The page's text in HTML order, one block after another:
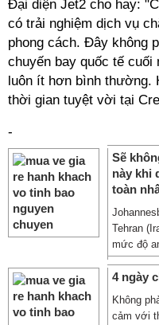
Đại diện Jet2 cho hay:
có trải nghiệm dịch vụ
phong cách. Đây không
chuyến bay quốc tế
luôn ít hơn bình thường.
thời gian tuyệt vời tại
-
Sẽ
này khi
toàn
Tehran
mức độ
4 ngày
Không
cảm với